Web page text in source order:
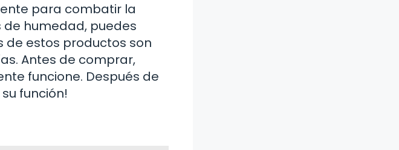
para combatir la
humedad, puedes
de estos productos son
Antes de comprar,
funcione. Después de
función!